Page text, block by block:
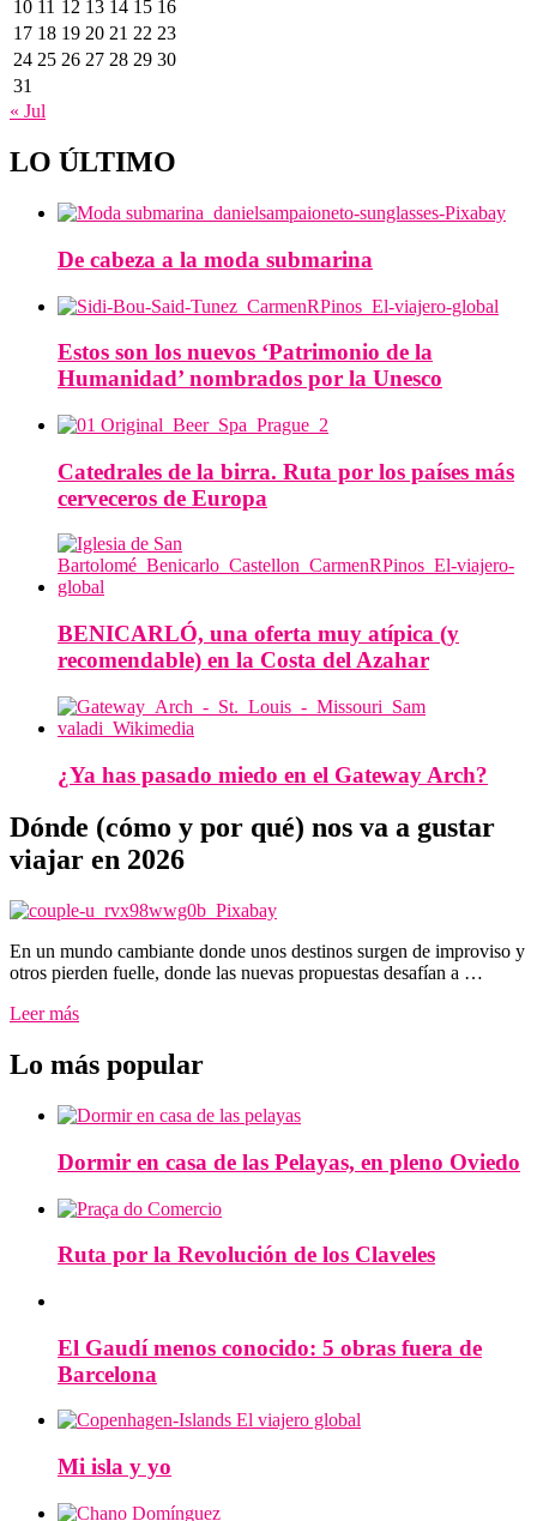
10 11 12 13 14 15 16
17 18 19 20 21 22 23
24 25 26 27 28 29 30
31
« Jul
LO ÚLTIMO
De cabeza a la moda submarina
Estos son los nuevos ‘Patrimonio de la
Humanidad’ nombrados por la Unesco
Catedrales de la birra. Ruta por los países más
cerveceros de Europa
BENICARLÓ, una oferta muy atípica (y
recomendable) en la Costa del Azahar
¿Ya has pasado miedo en el Gateway Arch?
Dónde (cómo y por qué) nos va a gustar
viajar en 2026
En un mundo cambiante donde unos destinos surgen de improviso y
otros pierden fuelle, donde las nuevas propuestas desafían a …
Leer más
Lo más popular
Dormir en casa de las Pelayas, en pleno Oviedo
Ruta por la Revolución de los Claveles
El Gaudí menos conocido: 5 obras fuera de
Barcelona
Mi isla y yo